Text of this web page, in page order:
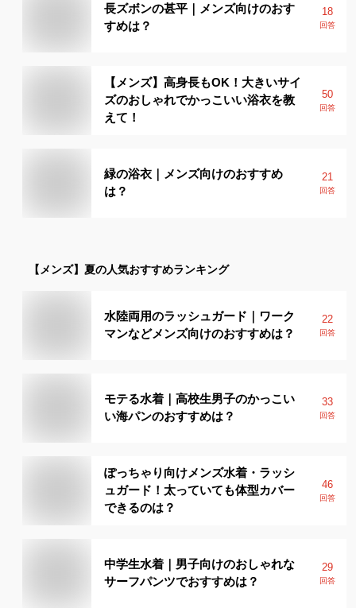
長ズボンの甚平｜メンズ向けのおす
すめは？
18
回答
【メンズ】高身長もOK！大きいサイ
ズのおしゃれでかっこいい浴衣を教
えて！
50
回答
緑の浴衣｜メンズ向けのおすすめ
は？
21
回答
【メンズ】 夏の人気おすすめランキング
水陸両用のラッシュガード｜ワーク
マンなどメンズ向けのおすすめは？
22
回答
モテる水着｜高校生男子のかっこい
い海パンのおすすめは？
33
回答
ぽっちゃり向けメンズ水着・ラッシ
ュガード！太っていても体型カバー
できるのは？
46
回答
中学生水着｜男子向けのおしゃれな
サーフパンツでおすすめは？
29
回答